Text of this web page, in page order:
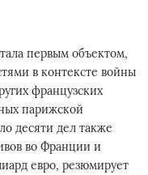
первым объектом,
в контексте войны
французских
парижской
десяти дел также
во Франции и
евро, резюмирует